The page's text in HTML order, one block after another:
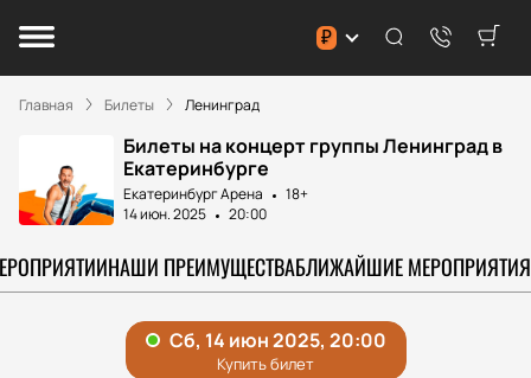
₽
Главная Билеты Ленинград
Билеты на концерт группы Ленинград в
Екатеринбурге
Екатеринбург Арена
18+
14 июн. 2025
20:00
НАШИ ПРЕИМУЩЕСТВАБЛИЖАЙШИЕ МЕРОПРИЯТИЯ